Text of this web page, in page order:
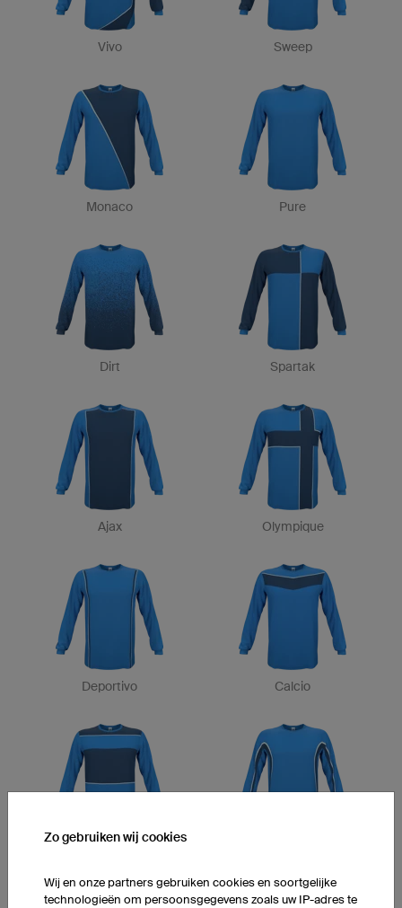
Vivo Sweep
Monaco Pure
Dirt Spartak
Ajax Olympique
Deportivo Calcio
Maracana
Zo gebruiken wij cookies
Wij en onze partners gebruiken cookies en soortgelijke
technologieën om persoonsgegevens zoals uw IP-adres te